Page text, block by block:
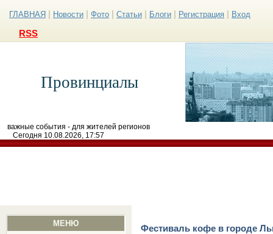
ГЛАВНАЯ Новости Фото Статьи Блоги Регистрация Вход
RSS
Провинциалы
важные события - для жителей регионов
Сегодня 10.08.2026, 17:57
МЕНЮ
Фестиваль кофе в городе